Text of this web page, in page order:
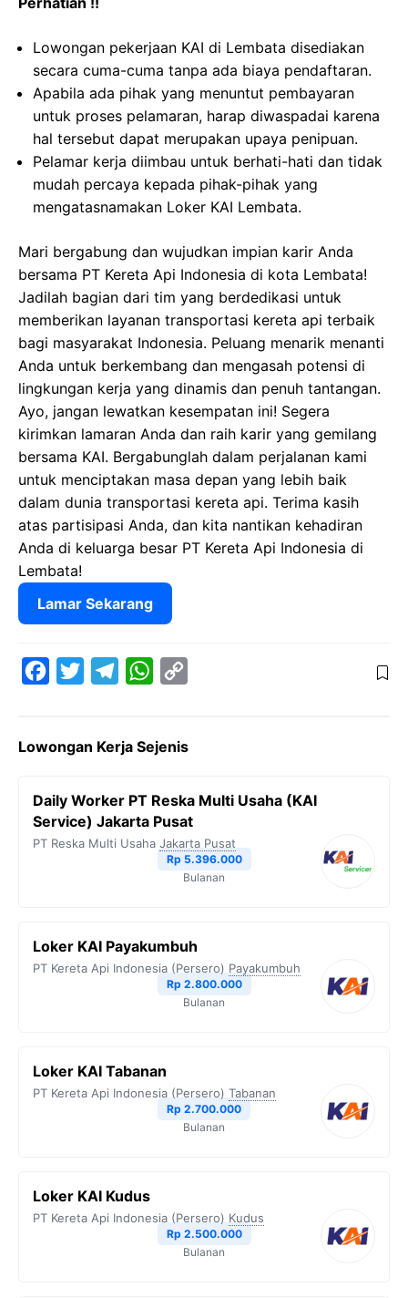
Lowongan pekerjaan KAI di Lembata disediakan
secara cuma-cuma tanpa ada biaya pendaftaran.
Apabila ada pihak yang menuntut pembayaran
untuk proses pelamaran, harap diwaspadai karena
hal tersebut dapat merupakan upaya penipuan.
Pelamar kerja diimbau untuk berhati-hati dan tidak
mudah percaya kepada pihak-pihak yang
mengatasnamakan Loker KAI Lembata.
Mari bergabung dan wujudkan impian karir Anda
bersama PT Kereta Api Indonesia di kota Lembata!
Jadilah bagian dari tim yang berdedikasi untuk
memberikan layanan transportasi kereta api terbaik
bagi masyarakat Indonesia. Peluang menarik menanti
Anda untuk berkembang dan mengasah potensi di
lingkungan kerja yang dinamis dan penuh tantangan.
Ayo, jangan lewatkan kesempatan ini! Segera
kirimkan lamaran Anda dan raih karir yang gemilang
bersama KAI. Bergabunglah dalam perjalanan kami
untuk menciptakan masa depan yang lebih baik
dalam dunia transportasi kereta api. Terima kasih
atas partisipasi Anda, dan kita nantikan kehadiran
Anda di keluarga besar PT Kereta Api Indonesia di
Lembata!
Lamar Sekarang
e
o
o
t
e
r
e
r
a
W
t
A
y
i
n
k
Lowongan Kerja Sejenis
Daily Worker PT Reska Multi Usaha (KAI
Service) Jakarta Pusat
PT Reska Multi Usaha Jakarta Pusat
Rp 5.396.000
Bulanan
Loker KAI Payakumbuh
PT Kereta Api Indonesia (Persero) Payakumbuh
Rp 2.800.000
Bulanan
Loker KAI Tabanan
PT Kereta Api Indonesia (Persero) Tabanan
Rp 2.700.000
Bulanan
Loker KAI Kudus
PT Kereta Api Indonesia (Persero) Kudus
Rp 2.500.000
Bulanan